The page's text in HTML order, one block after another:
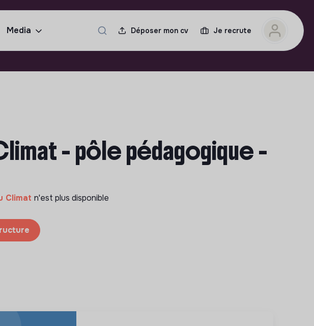
Media Déposer mon cv Je recrute
- pôle pédagogique -
Climat n'est plus disponible